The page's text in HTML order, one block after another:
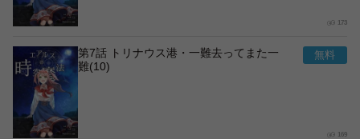
173
第7話 トリナウス港・一難去ってまた一
難(10)
169